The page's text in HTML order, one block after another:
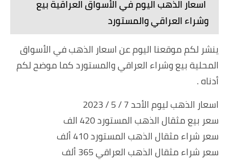
اسعار الذهب اليوم في الأسواق العراقية بيع
وشراء العراقي والمستورد
ينشر لكم موقعنا اليوم عن اسعار الذهب في الأسواق
المحلية بيع وشراء العراقي والمستورد كما موضح لكم
أدناه .
اسعار الذهب ليوم الأحد 7 / 5 / 2023
سعر بيع مثقال الذهب المستورد 420 الف
سعر شراء مثقال الذهب المستورد 410 ألف
سعر شراء مثقال الذهب العراقي 365 ألف